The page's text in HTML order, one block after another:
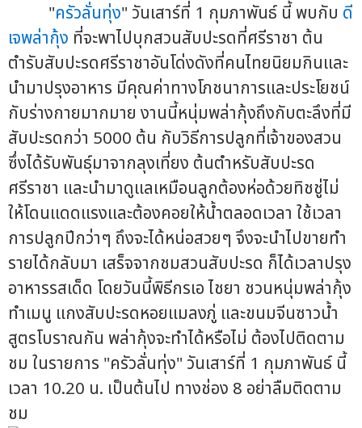
"ครัวลั่นทุ่ง" วันเสาร์ที่ 1 กุมภาพันธ์ นี้ พบกับ ดี
เจพล่ากุ้ง ที่จะพาไปบุกสวนสับปะรดที่ศรีราชา ต้น
ตำรับสับปะรดศรีราชาอันโด่งดังที่คนไทยนิยมกินและ
นำมาปรุงอาหาร มีคุณค่าทางโภชนาการและประโยชน์
กับร่างกายมากมาย งานนี้หนุ่มพล่ากุ้งถึงกับตะลึงที่มี
สับปะรดกว่า 5000 ต้น กับวิธีการปลูกที่เจ้าของสวน
ซึ่งได้รับพันธุ์มาจากลุงเที่ยง ต้นตำหรับสับปะรด
ศรีราชา และนำมาดูแลเหมือนลูกต้องห่อด้วยทิชชู่ไม่
ให้โดนแดดแรงและต้องคอยให้น้ำตลอดเวลา ใช้เวลา
การปลูกปีกว่าๆ ถึงจะได้หน่อสวยๆ จึงจะนำไปขายทำ
รายได้กลับมา เสร็จจากชมสวนสับปะรด ก็ได้เวลาปรุง
อาหารรสเด็ด โดยวันนี้พิธีกรเอ ไชยา ชวนหนุ่มพล่ากุ้ง
ทำเมนู แกงสับปะรดหอยแมลงภู่ และขนมจีนซาวน้ำ
สูตรโบราณกัน พล่ากุ้งจะทำได้หรือไม่ ต้องไปติดตาม
ชม ในรายการ "ครัวลั่นทุ่ง" วันเสาร์ที่ 1 กุมภาพันธ์ นี้
เวลา 10.20 น. เป็นต้นไป ทางช่อง 8 อย่าลืมติดตาม
ชม